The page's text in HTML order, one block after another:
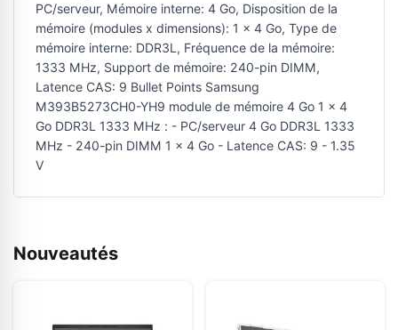
PC/serveur, Mémoire interne: 4 Go, Disposition de la
mémoire (modules x dimensions): 1 x 4 Go, Type de
mémoire interne: DDR3L, Fréquence de la mémoire:
1333 MHz, Support de mémoire: 240-pin DIMM,
Latence CAS: 9 Bullet Points Samsung
M393B5273CH0-YH9 module de mémoire 4 Go 1 x 4
Go DDR3L 1333 MHz : - PC/serveur 4 Go DDR3L 1333
MHz - 240-pin DIMM 1 x 4 Go - Latence CAS: 9 - 1.35
V
Nouveautés